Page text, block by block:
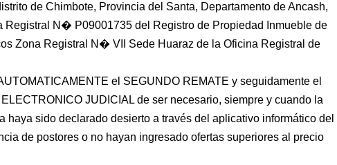
de Chimbote, Provincia del Santa, Departamento de Ancash,
Registral N� P09001735 del Registro de Propiedad Inmueble de
Zona Registral N� VII Sede Huaraz de la Oficina Registral de
el SEGUNDO REMATE y seguidamente el
JUDICIAL de ser necesario, siempre y cuando la
haya sido declarado desierto a través del aplicativo informático del
de postores o no hayan ingresado ofertas superiores al precio